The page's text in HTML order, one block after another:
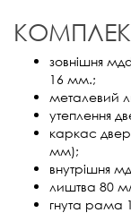
зовнішня
16 мм.;
металевий
утеплення
каркас
мм);
внутрішня
лиштва 80
гнута рама